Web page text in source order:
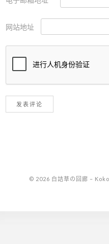
网站地址
© 2026 白詰草の回廊 –